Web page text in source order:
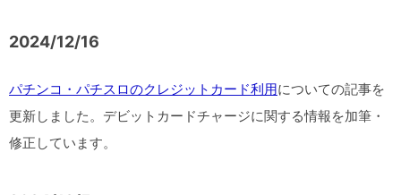
2024/12/16
パチンコ・パチスロのクレジットカード利用についての記事を
更新しました。デビットカードチャージに関する情報を加筆・
修正しています。